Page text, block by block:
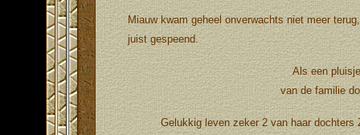
Miauw kwam geheel onverwachts niet meer
juist gespeend.
Als een
van de familie
Gelukkig leven zeker 2 van haar